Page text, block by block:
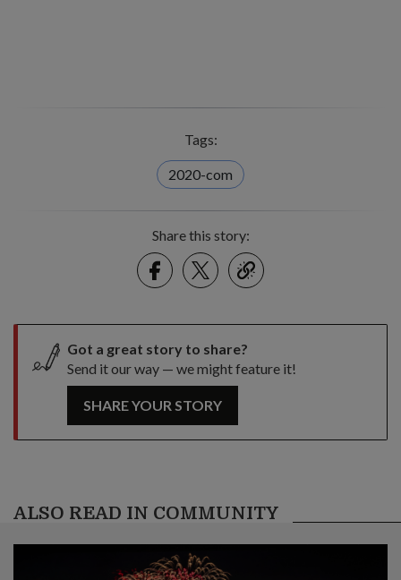
Tags:
2020-com
Share this story:
FacebookTwitter
link
Got a great story to share?
Send it our way — we might feature it!
SHARE YOUR STORY
ALSO READ IN COMMUNITY